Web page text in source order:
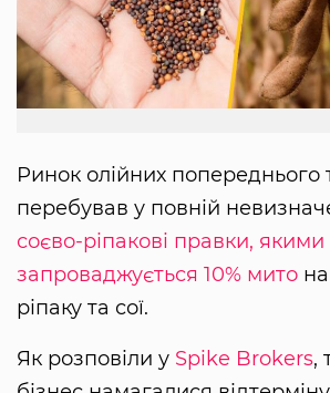
Ринок олійних попереднього
перебував у повній
соєво-ріпакові правки, якими
запроваджується 10% мито
ріпаку та сої.
Як розповіли у Spike Brokers,